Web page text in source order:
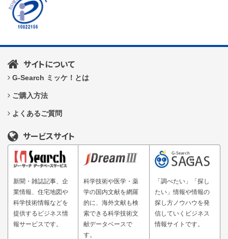
サイトについて
G-Search ミッケ！とは
ご購入方法
よくあるご質問
サービスサイト
新聞・雑誌記事、企
業情報、住宅地図や
科学技術情報などを
提供するビジネス情
報サービスです。
科学技術や医学・薬
学の国内文献を網羅
的に、海外文献も検
索できる科学技術文
献データベースで
す。
「調べたい」「探し
たい」情報や情報の
探し方ノウハウを発
信していくビジネス
情報サイトです。